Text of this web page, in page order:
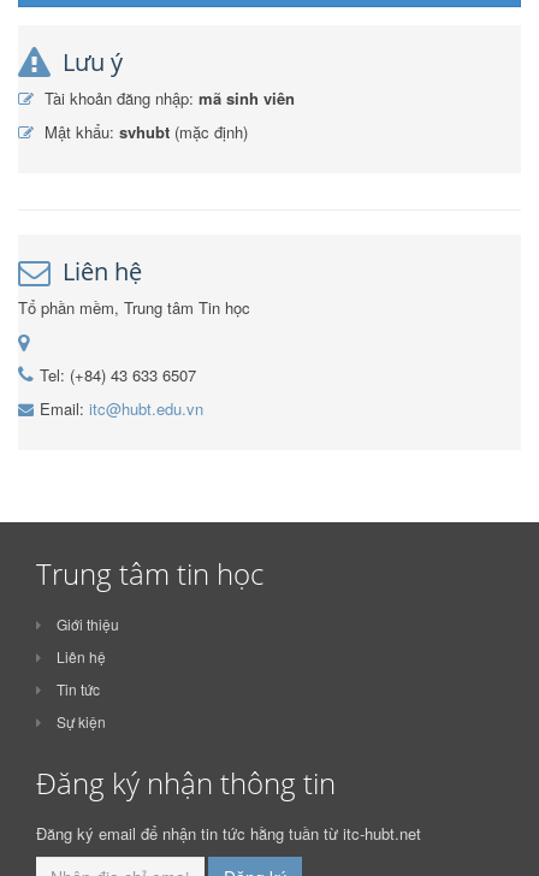
Lưu ý
Tài khoản đăng nhập: mã sinh viên
Mật khẩu: svhubt (mặc định)
Liên hệ
Tổ phần mềm, Trung tâm Tin học
Tel: (+84) 43 633 6507
Email: itc@hubt.edu.vn
Trung tâm tin học
Giới thiệu
Liên hệ
Tin tức
Sự kiện
Đăng ký nhận thông tin
Đăng ký email để nhận tin tức hằng tuần từ itc-hubt.net